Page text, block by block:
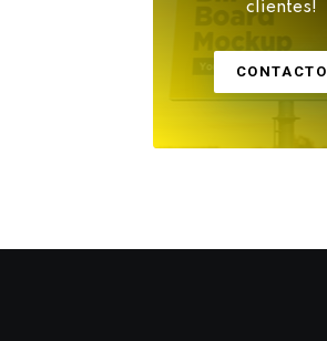
clientes!
CONTACTO